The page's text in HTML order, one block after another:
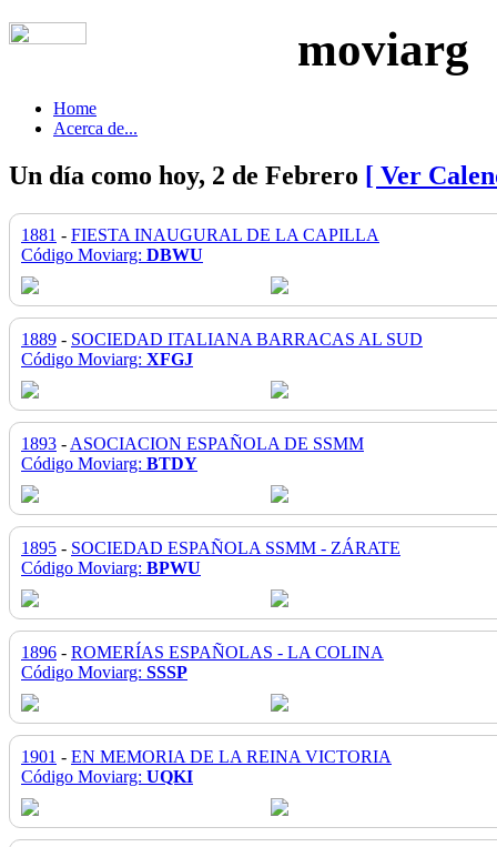
moviarg
Home
Acerca de...
Un día como hoy, 2 de Febrero [ Ver
1881 - FIESTA INAUGURAL DE LA CAPILLA
Código Moviarg: DBWU
1889 - SOCIEDAD ITALIANA BARRACAS AL SUD
Código Moviarg: XFGJ
1893 - ASOCIACION ESPAÑOLA DE SSMM
Código Moviarg: BTDY
1895 - SOCIEDAD ESPAÑOLA SSMM - ZÁRATE
Código Moviarg: BPWU
1896 - ROMERÍAS ESPAÑOLAS - LA COLINA
Código Moviarg: SSSP
1901 - EN MEMORIA DE LA REINA VICTORIA
Código Moviarg: UQKI